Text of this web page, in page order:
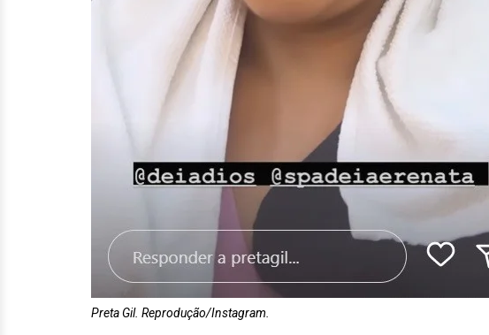
Preta Gil. Reprodução/Instagram.